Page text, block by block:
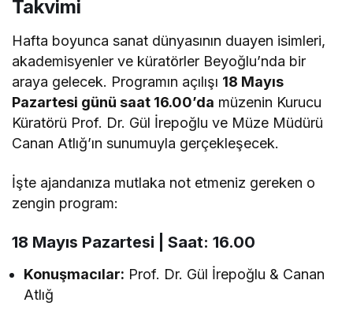
Takvimi
Hafta boyunca sanat dünyasının duayen isimleri,
akademisyenler ve küratörler Beyoğlu’nda bir
araya gelecek. Programın açılışı 18 Mayıs
Pazartesi günü saat 16.00’da müzenin Kurucu
Küratörü Prof. Dr. Gül İrepoğlu ve Müze Müdürü
Canan Atlığ’ın sunumuyla gerçekleşecek.
İşte ajandanıza mutlaka not etmeniz gereken o
zengin program:
18 Mayıs Pazartesi | Saat: 16.00
Konuşmacılar: Prof. Dr. Gül İrepoğlu & Canan
Atlığ